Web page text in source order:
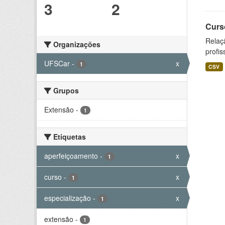
3 2
Organizações
UFSCar - 1 x
Grupos
Extensão - 1
Etiquetas
aperfeiçoamento - 1 x
curso - 1 x
especialização - 1 x
extensão - 1
CSV